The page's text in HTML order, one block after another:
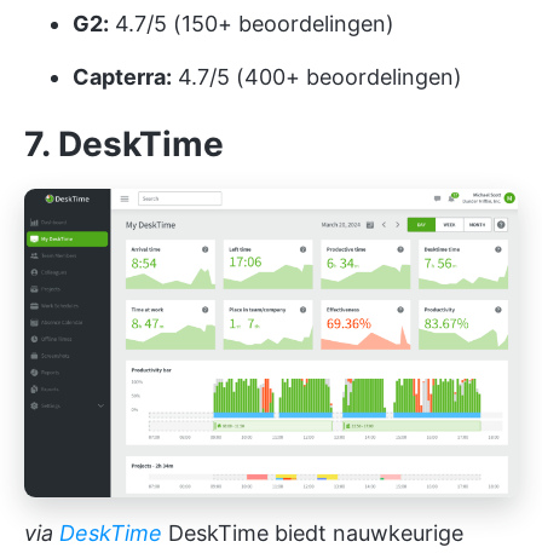
G2: 4.7/5 (150+ beoordelingen)
Capterra: 4.7/5 (400+ beoordelingen)
7. DeskTime
via DeskTime DeskTime biedt nauwkeurige